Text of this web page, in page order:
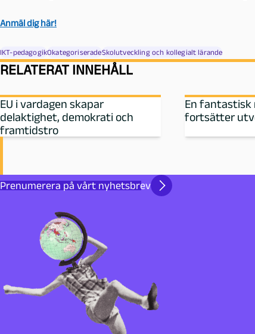
Anmäl dig här!
IKT-pedagogikOkategoriseradeSkolutveckling och kollegialt lärande
RELATERAT INNEHÅLL
EU i vardagen skapar
delaktighet, demokrati och
framtidstro
En fantastisk
fortsätter
Prenumerera på vårt nyhetsbrev